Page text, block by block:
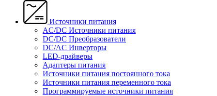
Источники питания
AC/DC Источники питания
DC/DC Преобразователи
DC/AC Инверторы
LED-драйверы
Адаптеры питания
Источники питания постоянного тока
Источники питания переменного тока
Программируемые источники питания